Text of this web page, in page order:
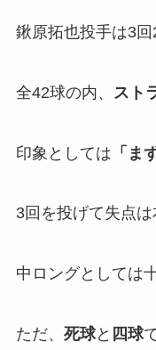
鍬原拓也投手は3回
全42球の内、 スト
印象としては 「 ま
3回を投げて失点は
中ロングとしては
ただ、 死球と 四球